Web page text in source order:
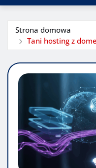
Strona domowa
Tani hosting z